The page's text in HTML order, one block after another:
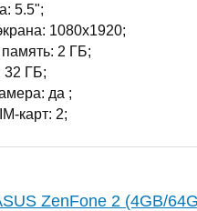
5.5";
1080x1920;
2 ГБ;
32 ГБ;
да ;
карт: 2;
ZenFone 2 (4GB/